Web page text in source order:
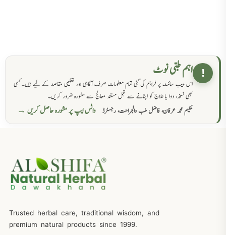
! اہم طبی نوٹ
اس ویب سائٹ پر فراہم کی گئی تمام معلومات صرف آگاہی اور تعلیمی مقاصد کے لیے ہیں۔ کسی
بھی نسخہ، دوا یا علاج کو اپنانے سے قبل مستند معالج سے مشورہ ضرور کریں۔
حکیم محمد عرفان، فاضل طب والجراحت، رجسٹرڈ
واٹس ایپ پر مشورہ حاصل کریں →
Trusted herbal care, traditional wisdom, and
premium natural products since 1999.